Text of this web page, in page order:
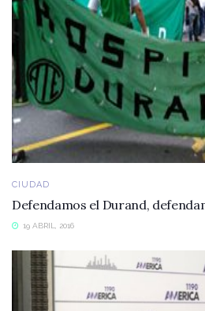
CIUDAD
Defendamos el Durand,
19 ABRIL, 2016